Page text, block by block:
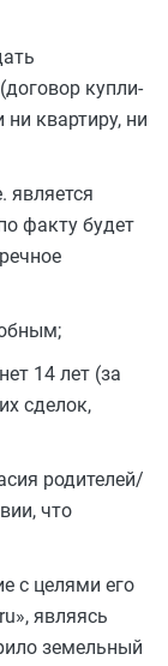
купли-
квартиру, ни
является
факту будет
14 лет (за
сделок,
родителей/
что
с целями его
являясь
земельный